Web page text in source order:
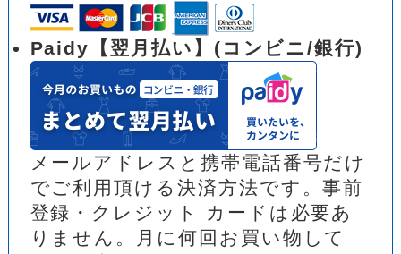
Paidy【翌月払い】(コンビニ/銀行)
メールアドレスと携帯電話番号だけ
でご利用頂ける決済方法です。事前
登録・クレジット カードは必要あ
りません。月に何回お買い物して